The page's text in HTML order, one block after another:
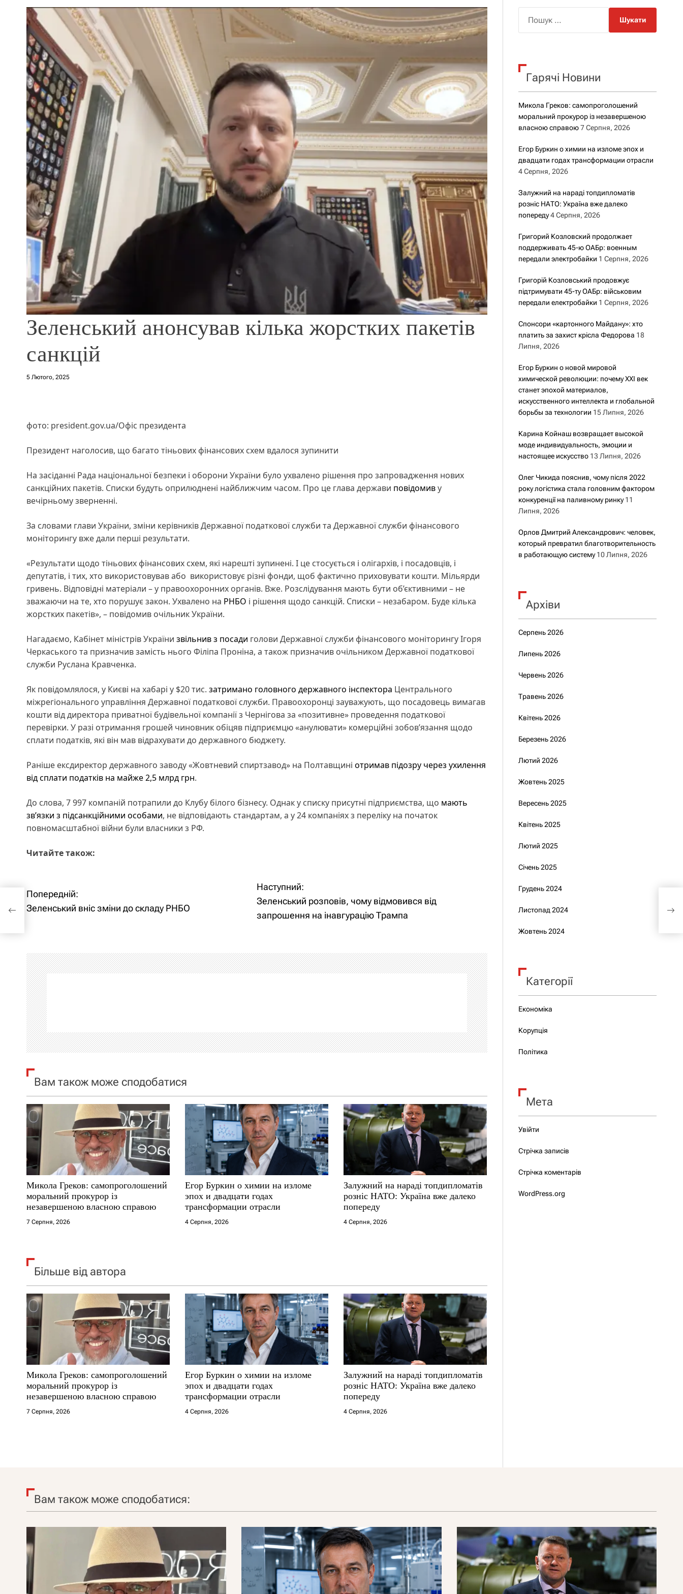
о
у
Зеленський анонсував кілька жорстких пакетів
санкцій
5 Лютого, 2025
фото: president.gov.ua/Офіс президента
Президент наголосив, що багато тіньових фінансових схем вдалося зупинити
На засіданні Рада національної безпеки і оборони України було ухвалено рішення про запровадження нових
санкційних пакетів. Списки будуть оприлюднені найближчим часом. Про це глава держави повідомиву
вечірньому зверненні.
За словами глави України, зміни керівників Державної податкової служби та Державної служби фінансового
моніторингу вже дали перші результати.
«Результати щодо тіньових фінансових схем, які нарешті зупинені. І це стосується і олігархів, і посадовців, і
депутатів, і тих, хто використовував або використовує різні фонди, щоб фактично приховувати кошти. Мільярди
гривень. Відповідні матеріали – у правоохоронних органів. Вже. Розслідування мають бути об’єктивними – не
зважаючи на те, хто порушує закон. Ухвалено на РНБО і рішення щодо санкцій. Списки – незабаром. Буде кілька
жорстких пакетів», – повідомив очільник України.
Нагадаємо, Кабінет міністрів України звільнив з посади голови Державної служби фінансового моніторингу Ігоря
Черкаського та призначив замість нього Філіпа Проніна, а також призначив очільником Державної податкової
служби Руслана Кравченка.
Як повідомлялося, у Києві на хабарі у $20 тис. затримано головного державного інспектора Центрального
міжрегіонального управління Державної податкової служби. Правоохоронці зауважують, що посадовець вимагав
кошти від директора приватної будівельної компанії з Чернігова за «позитивне» проведення податкової
перевірки. У разі отримання грошей чиновник обіцяв підприємцю «анулювати» комерційні зобов’язання щодо
сплати податків, які він мав відрахувати до державного бюджету.
Раніше ексдиректор державного заводу «Жовтневий спиртзавод» на Полтавщині отримав підозру через ухилення
від сплати податків на майже 2,5 млрд грн.
До слова, 7 997 компаній потрапили до Клубу білого бізнесу. Однак у списку присутні підприємства, що мають
зв’язки з підсанкційними особами, не відповідають стандартам, а у 24 компаніях з переліку на початок
повномасштабної війни були власники з РФ.
Читайте також:
Н
а
і
г
а
ц
і
я
а
п
и
с
і
в
Попередній:
Зеленський вніс зміни до складу РНБО
Наступний:
Зеленський розповів, чому відмовився від
запрошення на інавгурацію Трампа
Вам також може сподобатися
Микола Греков: самопроголошений
моральний прокурор із
незавершеною власною справою
7 Серпня, 2026
Егор Буркин о химии на изломе
эпох и двадцати годах
трансформации отрасли
4 Серпня, 2026
Залужний на нараді топдипломатів
розніс НАТО: Україна вже далеко
попереду
4 Серпня, 2026
Більше від автора
Микола Греков: самопроголошений
моральний прокурор із
незавершеною власною справою
7 Серпня, 2026
Егор Буркин о химии на изломе
эпох и двадцати годах
трансформации отрасли
4 Серпня, 2026
Залужний на нараді топдипломатів
розніс НАТО: Україна вже далеко
попереду
4 Серпня, 2026
к
Гарячі Новини
Микола Греков: самопроголошений
моральний прокурор із незавершеною
власною справою 7 Серпня, 2026
Егор Буркин о химии на изломе эпох и
двадцати годах трансформации отрасли
4 Серпня, 2026
Залужний на нараді топдипломатів
розніс НАТО: Україна вже далеко
попереду 4 Серпня, 2026
Григорий Козловский продолжает
поддерживать 45-ю ОАБр: военным
передали электробайки 1 Серпня, 2026
Григорій Козловський продовжує
підтримувати 45-ту ОАБр: військовим
передали електробайки 1 Серпня, 2026
Спонсори «картонного Майдану»: хто
платить за захист крісла Федорова 18
Липня, 2026
Егор Буркин о новой мировой
химической революции: почему XXI век
станет эпохой материалов,
искусственного интеллекта и глобальной
борьбы за технологии 15 Липня, 2026
Карина Койнаш возвращает высокой
моде индивидуальность, эмоции и
настоящее искусство 13 Липня, 2026
Олег Чикида пояснив, чому після 2022
року логістика стала головним фактором
конкуренції на паливному ринку 11
Липня, 2026
Орлов Дмитрий Александрович: человек,
который превратил благотворительность
в работающую систему 10 Липня, 2026
Архіви
Серпень 2026
Липень 2026
Червень 2026
Травень 2026
Квітень 2026
Березень 2026
Лютий 2026
Жовтень 2025
Вересень 2025
Квітень 2025
Лютий 2025
Січень 2025
Грудень 2024
Листопад 2024
Жовтень 2024
Категорії
Економіка
Корупція
Політика
Мета
Увійти
Стрічка записів
Стрічка коментарів
WordPress.org
Вам також може сподобатися: